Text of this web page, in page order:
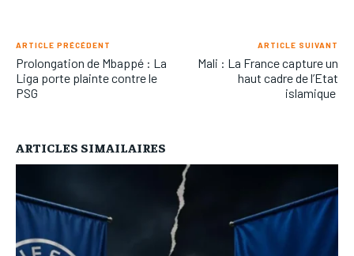
ARTICLE PRÉCÉDENT
Prolongation de Mbappé : La
Liga porte plainte contre le
PSG
ARTICLE SUIVANT
Mali : La France capture un
haut cadre de l’Etat
islamique
ARTICLES SIMAILAIRES